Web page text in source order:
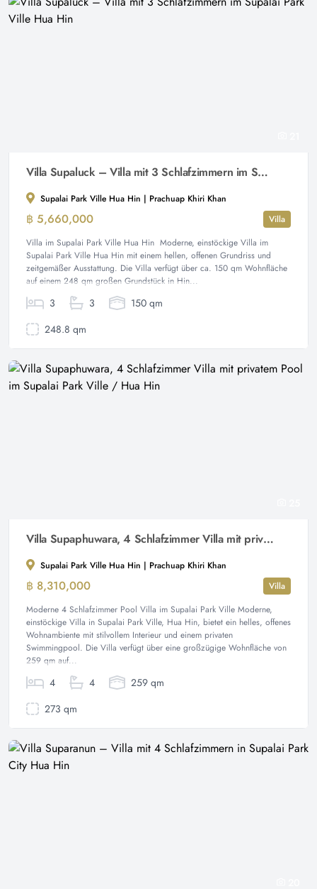
Villa Supaluck – Villa mit 3 Schlafzimmern im Supalai Park Ville Hua Hin
Supalai Park Ville Hua Hin | Prachuap Khiri Khan
฿ 5,660,000
Villa
Villa im Supalai Park Ville Hua Hin Moderne, einstöckige Villa im
Supalai Park Ville Hua Hin mit einem hellen, offenen Grundriss und
zeitgemäßer Ausstattung. Die Villa verfügt über ca. 150 qm Wohnfläche
auf einem 248 qm großen Grundstück in Hin...
3 3
150 qm
248.8 qm
Villa Supaphuwara, 4 Schlafzimmer Villa mit privatem Pool im Supalai Park Ville / Hua Hin
Supalai Park Ville Hua Hin | Prachuap Khiri Khan
฿ 8,310,000
Villa
Moderne 4 Schlafzimmer Pool Villa im Supalai Park Ville Moderne,
einstöckige Villa in Supalai Park Ville, Hua Hin, bietet ein helles, offenes
Wohnambiente mit stilvollem Interieur und einem privaten
Swimmingpool. Die Villa verfügt über eine großzügige Wohnfläche von
259 qm auf...
4 4
259 qm
273 qm